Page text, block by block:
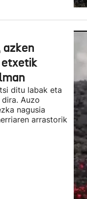
ditu labak eta
Auzo
nagusia
arrastorik